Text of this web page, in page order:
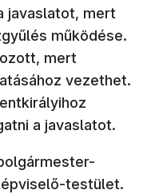
javaslatot, mert
működése.
mert
vezethet.
a javaslatot.
testület.